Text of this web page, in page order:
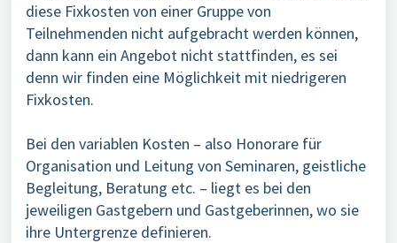
diese Fixkosten von einer Gruppe von
Teilnehmenden nicht aufgebracht werden können,
dann kann ein Angebot nicht stattfinden, es sei
denn wir finden eine Möglichkeit mit niedrigeren
Fixkosten.
Bei den variablen Kosten – also Honorare für
Organisation und Leitung von Seminaren, geistliche
Begleitung, Beratung etc. – liegt es bei den
jeweiligen Gastgebern und Gastgeberinnen, wo sie
ihre Untergrenze definieren.